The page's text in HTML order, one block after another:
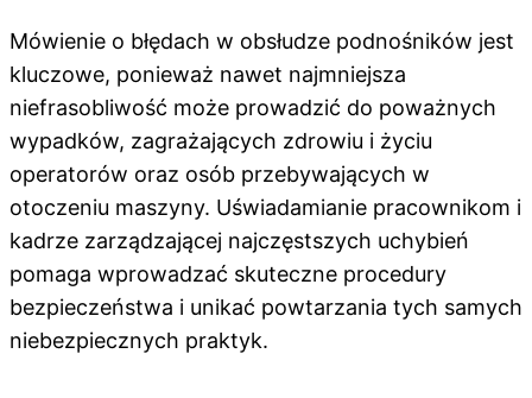
Mówienie o błędach w obsłudze podnośników jest
kluczowe, ponieważ nawet najmniejsza
niefrasobliwość może prowadzić do poważnych
wypadków, zagrażających zdrowiu i życiu
operatorów oraz osób przebywających w
otoczeniu maszyny. Uświadamianie pracownikom i
kadrze zarządzającej najczęstszych uchybień
pomaga wprowadzać skuteczne procedury
bezpieczeństwa i unikać powtarzania tych samych
niebezpiecznych praktyk.